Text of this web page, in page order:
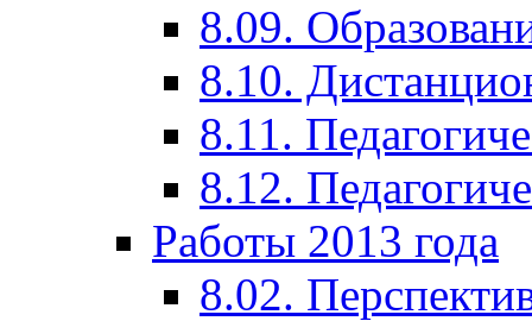
8.09.
8.10.
8.11.
8.12.
Работы 2013 года
8.02.